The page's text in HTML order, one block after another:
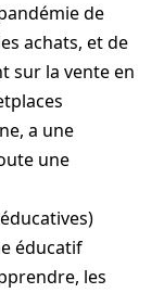
de
achats, et de
sur la vente en
a une
une
éducatif
les